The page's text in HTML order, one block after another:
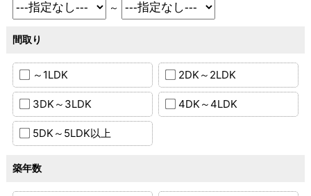
～
間取り
～1LDK 2DK～2LDK
3DK～3LDK 4DK～4LDK
5DK～5LDK以上
築年数